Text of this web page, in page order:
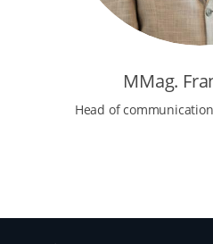
MMag.
Head of